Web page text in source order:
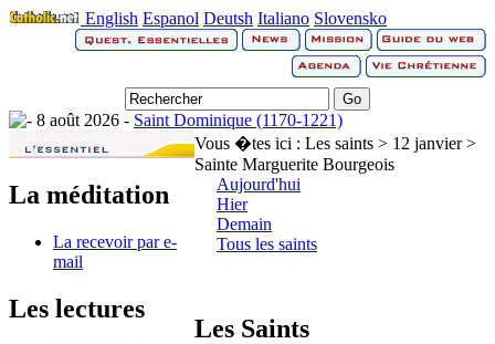
English Espanol Deutsh Italiano Slovensko
8 août 2026 - Saint Dominique (1170-1221)
La méditation
La recevoir par e-
mail
Les lectures
Vous �tes ici : Les saints > 12 janvier >
Sainte Marguerite Bourgeois
Aujourd'hui
Hier
Demain
Tous les saints
Les Saints